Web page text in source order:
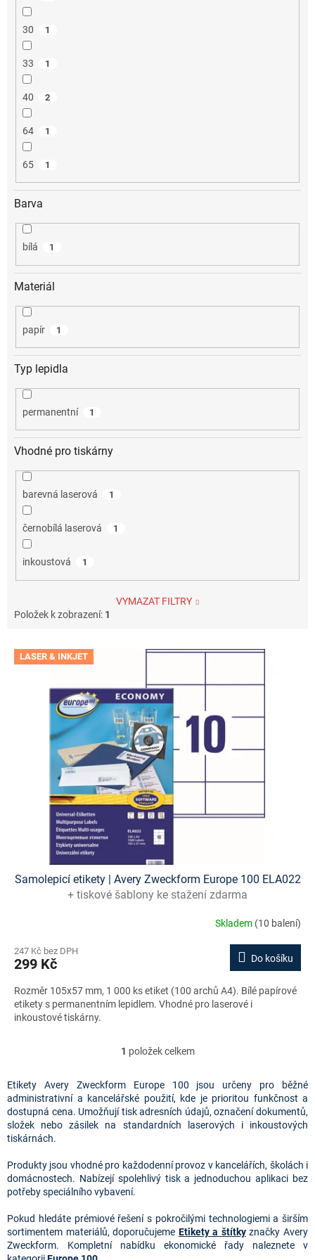
30 1
33 1
40 2
64 1
65 1
Barva
bílá 1
Materiál
papír 1
Typ lepidla
permanentní 1
Vhodné pro tiskárny
barevná laserová 1
černobílá laserová 1
inkoustová 1
VYMAZAT FILTRY
Položek k zobrazení: 1
V LASER & INKJET
Samolepicí etikety | Avery Zweckform Europe 100 ELA022
+ tiskové šablony ke stažení zdarma
Skladem (10 balení)
247 Kč bez DPH
299 Kč Do košíku
Rozměr 105x57 mm, 1 000 ks etiket (100 archů A4). Bílé papírové
etikety s permanentním lepidlem. Vhodné pro laserové i
inkoustové tiskárny.
O
l
á
d
a
p
r
y
v
1 položek celkem
Etikety Avery Zweckform Europe 100 jsou určeny pro běžné
administrativní a kancelářské použití, kde je prioritou funkčnost a
dostupná cena. Umožňují tisk adresních údajů, označení dokumentů,
složek nebo zásilek na standardních laserových i inkoustových
tiskárnách.
Produkty jsou vhodné pro každodenní provoz v kancelářích, školách i
domácnostech. Nabízejí spolehlivý tisk a jednoduchou aplikaci bez
potřeby speciálního vybavení.
Pokud hledáte prémiové řešení s pokročilými technologiemi a širším
sortimentem materiálů, doporučujeme Etikety a štítkyznačky Avery
Zweckform. Kompletní nabídku ekonomické řady naleznete v